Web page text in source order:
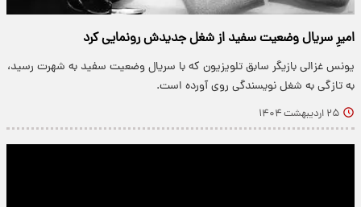
امیرِ سریال وضعیت سفید از شغل جدیدش رونمایی کرد
یونس غزالی بازیگر سابق تلویزیون که با سریال وضعیت سفید به شهرت رسید،
به تازگی به شغل نویسندگی روی آورده است.
۲۵ اردیبهشت ۱۴۰۴